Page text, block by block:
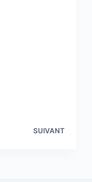
SUIVANT